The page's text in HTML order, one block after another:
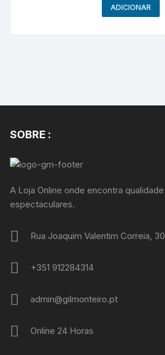
ADICIONAR
SOBRE :
A Loja Online onde encontra
espectaculares.
Rua Joaquim Valentim Correia,
+351 912284314
admin@gilmonteiro.pt
Online 24 Horas